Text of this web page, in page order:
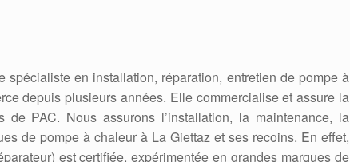
spécialiste en installation, réparation, entretien de pompe à
depuis plusieurs années. Elle commercialise et assure la
PAC. Nous assurons l’installation, la maintenance, la
de pompe à chaleur à La Giettaz et ses recoins. En effet,
est certifiée, expérimentée en grandes marques de